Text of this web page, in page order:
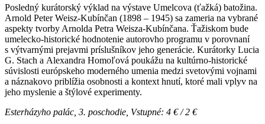
Posledný kurátorský výklad na výstave Umelcova (ťažká) batožina.
Arnold Peter Weisz-Kubínčan (1898 – 1945) sa zameria na vybrané
aspekty tvorby Arnolda Petra Weisza-Kubínčana. Ťažiskom bude
umelecko-historické hodnotenie autorovho programu v porovnaní
s výtvarnými prejavmi príslušníkov jeho generácie. Kurátorky Lucia
G. Stach a Alexandra Homoľová poukážu na kultúrno-historické
súvislosti európskeho moderného umenia medzi svetovými vojnami
a náznakovo priblížia osobnosti a kontext hnutí, ktoré mali vplyv na
jeho myslenie a štýlové experimenty.
Esterházyho palác, 3. poschodie, Vstupné: 4 € / 2 €